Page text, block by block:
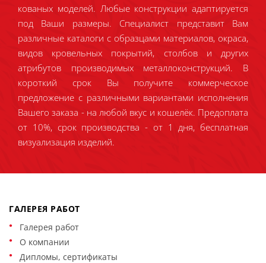
кованых моделей. Любые конструкции адаптируется
под Ваши размеры. Специалист представит Вам
различные каталоги с образцами материалов, окраса,
видов кровельных покрытий, столбов и других
атрибутов производимых металлоконструкций. В
короткий срок Вы получите коммерческое
предложение с различными вариантами исполнения
Вашего заказа - на любой вкус и кошелёк. Предоплата
от 10%, срок производства - от 1 дня, бесплатная
визуализация изделий.
ГАЛЕРЕЯ РАБОТ
Галерея работ
О компании
Дипломы, сертификаты